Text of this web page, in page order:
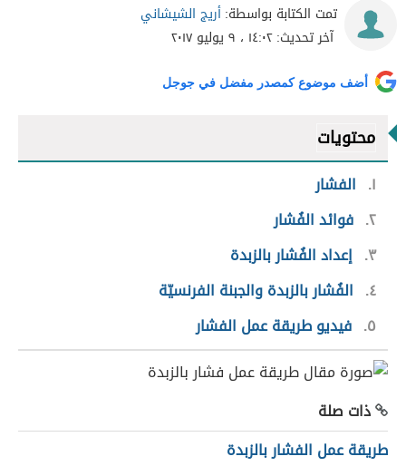
تمت الكتابة بواسطة:أريج الشيشاني
آخر تحديث:١٤:٠٢ ، ٩ يوليو ٢٠١٧
أضف موضوع كمصدر مفضل في جوجل
محتويات
١
الفشار
٢ فوائد الفُشار
٣ إعداد الفُشار بالزبدة
٤
الفُشار بالزبدة والجبنة الفرنسيّة
٥ فيديو طريقة عمل الفشار
ذات صلة
طريقة عمل الفشار بالزبدة